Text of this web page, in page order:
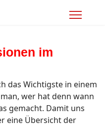
im
das Wichtigste in einem
wer hat denn wann
gemacht. Damit uns
eine Übersicht der